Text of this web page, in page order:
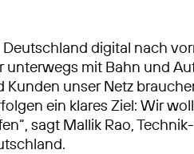
Deutschland digital nach
unterwegs mit Bahn und
unser Netz
ein klares Ziel: Wir
sagt Mallik Rao,